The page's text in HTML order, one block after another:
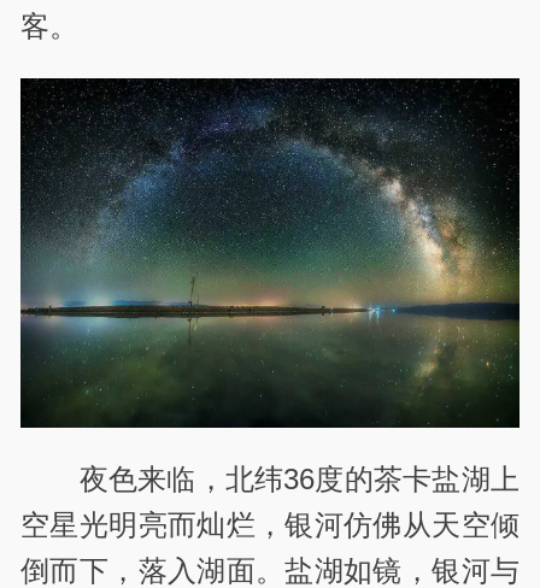
客。
夜色来临，北纬36度的茶卡盐湖上
空星光明亮而灿烂，银河仿佛从天空倾
倒而下，落入湖面。盐湖如镜，银河与